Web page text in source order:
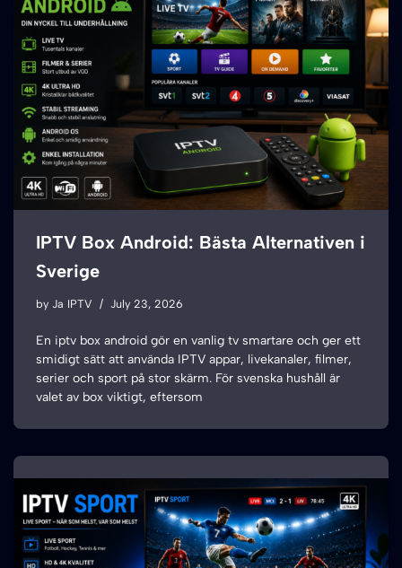
IPTV Box Android: Bästa Alternativen i
Sverige
by Ja IPTV July 23, 2026
En iptv box android gör en vanlig tv smartare och ger ett
smidigt sätt att använda IPTV appar, livekanaler, filmer,
serier och sport på stor skärm. För svenska hushåll är
valet av box viktigt, eftersom